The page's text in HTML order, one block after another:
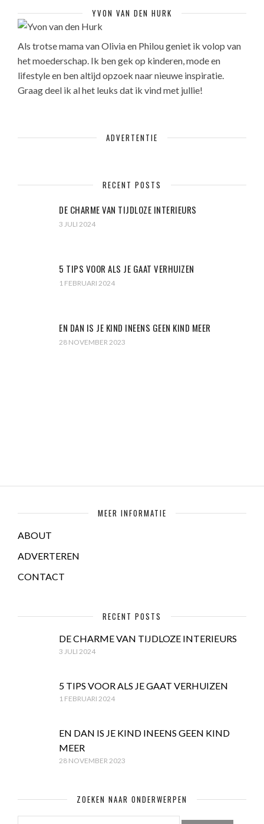
YVON VAN DEN HURK
Als trotse mama van Olivia en Philou geniet ik volop van
het moederschap. Ik ben gek op kinderen, mode en
lifestyle en ben altijd opzoek naar nieuwe inspiratie.
Graag deel ik al het leuks dat ik vind met jullie!
ADVERTENTIE
RECENT POSTS
DE CHARME VAN TIJDLOZE INTERIEURS
3 JULI 2024
5 TIPS VOOR ALS JE GAAT VERHUIZEN
1 FEBRUARI 2024
EN DAN IS JE KIND INEENS GEEN KIND MEER
28 NOVEMBER 2023
MEER INFORMATIE
ABOUT
ADVERTEREN
CONTACT
RECENT POSTS
DE CHARME VAN TIJDLOZE INTERIEURS
3 JULI 2024
5 TIPS VOOR ALS JE GAAT VERHUIZEN
1 FEBRUARI 2024
EN DAN IS JE KIND INEENS GEEN KIND
MEER
28 NOVEMBER 2023
ZOEKEN NAAR ONDERWERPEN
ZOEKEN